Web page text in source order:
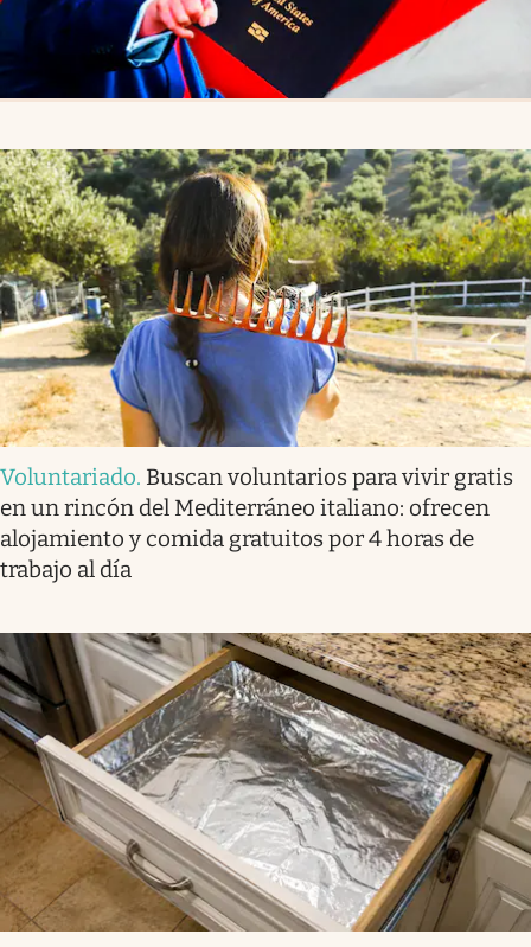
Voluntariado. Buscan voluntarios para vivir gratis
en un rincón del Mediterráneo italiano: ofrecen
alojamiento y comida gratuitos por 4 horas de
trabajo al día